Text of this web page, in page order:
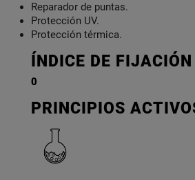
Reparador de puntas.
Protección UV.
Protección térmica.
ÍNDICE DE FIJACIÓN
0
PRINCIPIOS